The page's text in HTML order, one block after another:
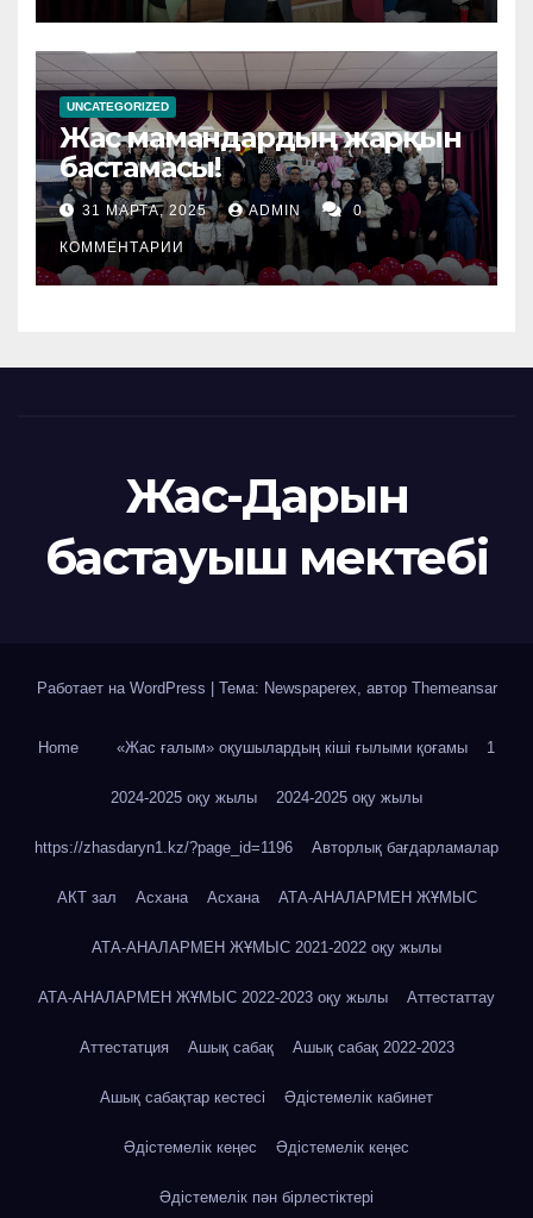
UNCATEGORIZED
Жас мамандардың жарқын
бастамасы!
31 МАРТА, 2025 ADMIN 0
КОММЕНТАРИИ
Жас-Дарын
бастауыш мектебі
Работает на WordPress Тема: Newspaperex, автор Themeansar
Home «Жас ғалым» оқушылардың кіші ғылыми қоғамы 1
2024-2025 оқу жылы 2024-2025 оқу жылы
https://zhasdaryn1.kz/?page_id=1196 Авторлық бағдарламалар
АКТ зал Асхана Асхана АТА-АНАЛАРМЕН ЖҰМЫС
АТА-АНАЛАРМЕН ЖҰМЫС 2021-2022 оқу жылы
АТА-АНАЛАРМЕН ЖҰМЫС 2022-2023 оқу жылы Аттестаттау
Аттестатция Ашық сабақ Ашық сабақ 2022-2023
Ашық сабақтар кестесі Әдістемелік кабинет
Әдістемелік кеңес Әдістемелік кеңес
Әдістемелік пән бірлестіктері